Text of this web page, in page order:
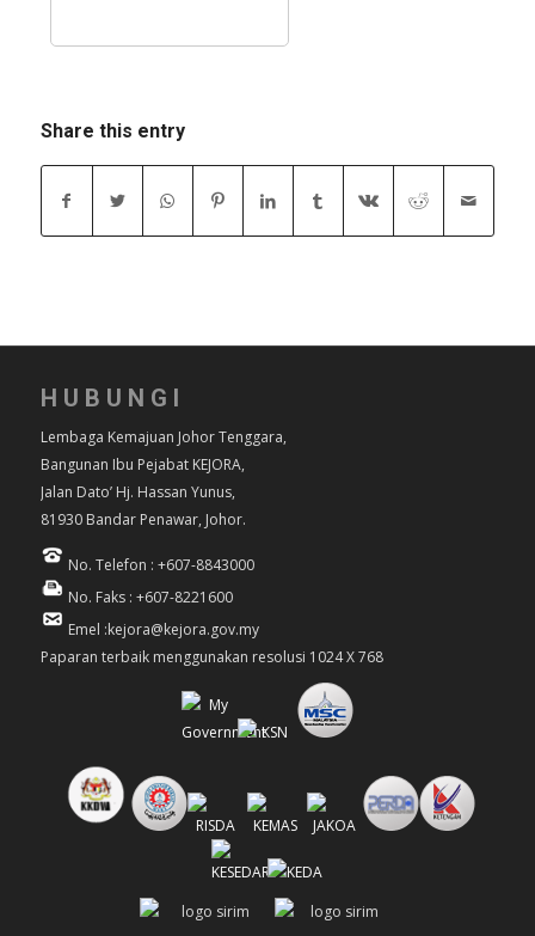
Share this entry
HUBUNGI
Lembaga Kemajuan Johor Tenggara,
Bangunan Ibu Pejabat KEJORA,
Jalan Dato’ Hj. Hassan Yunus,
81930 Bandar Penawar, Johor.
No. Telefon : +607-8843000
No. Faks : +607-8221600
Emel :kejora@kejora.gov.my
Paparan terbaik menggunakan resolusi 1024 X 768